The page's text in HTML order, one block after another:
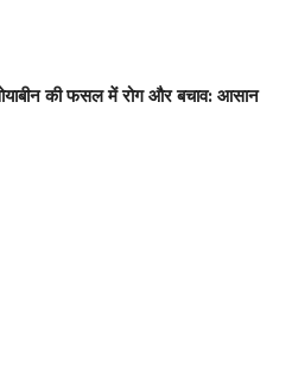
की फसल में रोग और बचाव: आसान